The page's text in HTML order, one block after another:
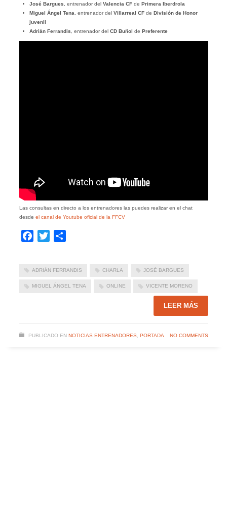
José Bargues , entrenador del Valencia CFde Primera Iberdrola
Miguel Ángel Tena , entrenador del Villarreal CF de División de Honor
juvenil
Adrián Ferrandis , entrenador del CD Buñol de Preferente
Las consultas en directo a los entrenadores las puedes realizar en el chat
desde el canal de Youtube oficial de la FFCV
Facebook
Twitter
ADRIÁN FERRANDIS CHARLA JOSÉ BARGUES
MIGUEL ÁNGEL TENA ONLINE VICENTE MORENO
LEER MÁS
PUBLICADO EN NOTICIAS ENTRENADORES, PORTADA NO COMMENTS